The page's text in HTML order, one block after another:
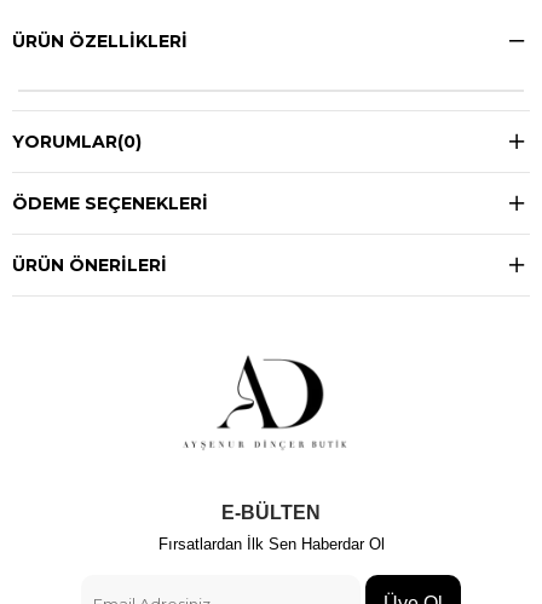
ÜRÜN ÖZELLIKLERI
YORUMLAR(0)
ÖDEME SEÇENEKLERI
ÜRÜN ÖNERILERI
E-BÜLTEN
Fırsatlardan İlk Sen Haberdar Ol